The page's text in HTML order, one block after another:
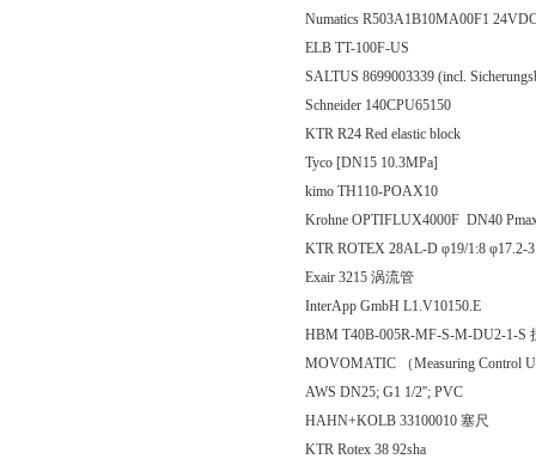
Numatics R503A1B10MA00F1
ELB TT-100F-US
SALTUS 8699003339 (incl.
Schneider 140CPU65150
KTR R24 Red elastic block
Tyco [DN15 10.3MPa]
kimo TH110-POAX10
Krohne OPTIFLUX4000F DN40
KTR ROTEX 28AL-D φ19/1:8 φ17.2-
Exair 3215 涡流管
InterApp GmbH L1.V10150.E
HBM T40B-005R-MF-S-M-DU2-1-S
MOVOMATIC （Measuring Control
AWS DN25; G1 1/2''; PVC
HAHN+KOLB 33100010 塞尺
KTR Rotex 38 92sha